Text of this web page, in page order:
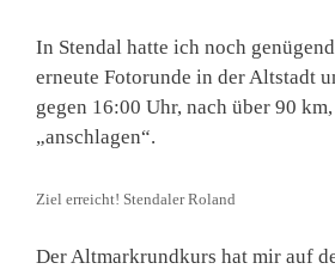
In Stendal hatte ich noch
erneute Fotorunde in der Altstadt
gegen 16:00 Uhr, nach über 90
„anschlagen“.
Ziel erreicht! Stendaler Roland
Der Altmarkrundkurs hat mir auf